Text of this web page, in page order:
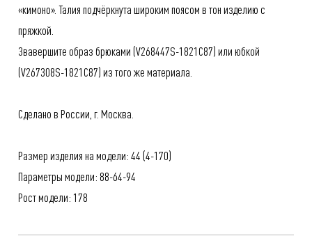
«кимоно». Талия подчёркнута широким поясом в тон изделию с
пряжкой.
Звавершите образ брюками (V268447S-1821C87) или юбкой
(V267308S-1821C87) из того же материала.
Сделано в России, г. Москва.
Размер изделия на модели: 44 (4-170)
Параметры модели: 88-64-94
Рост модели: 178